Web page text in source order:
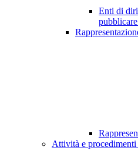
Enti di
Attività e procedimenti